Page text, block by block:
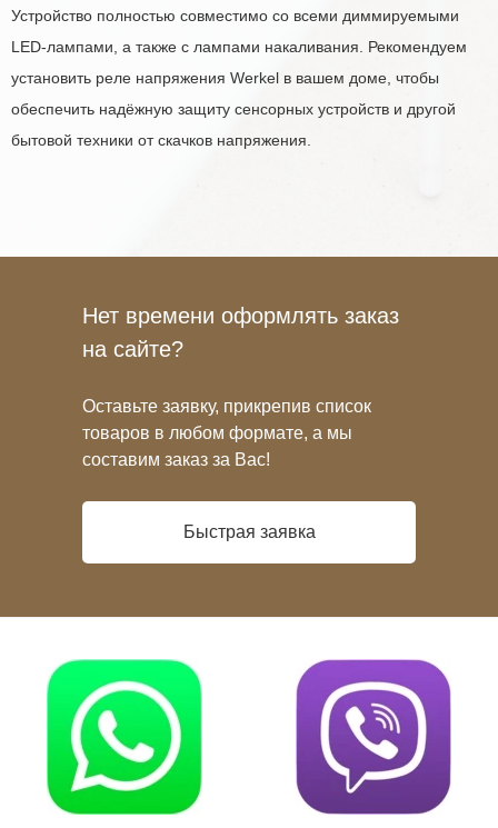
Устройство полностью совместимо со всеми диммируемыми
LED-лампами, а также с лампами накаливания. Рекомендуем
установить реле напряжения Werkel в вашем доме, чтобы
обеспечить надёжную защиту сенсорных устройств и другой
бытовой техники от скачков напряжения.
Нет времени оформлять заказ
на сайте?
Оставьте заявку, прикрепив список
товаров в любом формате, а мы
составим заказ за Вас!
Быстрая заявка